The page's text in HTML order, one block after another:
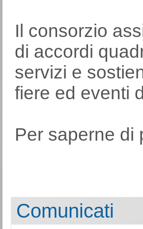
Il consorzio
di accordi
servizi e
fiere ed eventi
Per saperne di
Comunicati